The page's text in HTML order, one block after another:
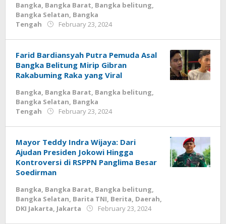
Bangka, Bangka Barat, Bangka belitung,
Bangka Selatan, Bangka
Tengah
February 23, 2024
Farid Bardiansyah Putra Pemuda Asal
Bangka Belitung Mirip Gibran
Rakabuming Raka yang Viral
Bangka, Bangka Barat, Bangka belitung,
Bangka Selatan, Bangka
Tengah
February 23, 2024
Mayor Teddy Indra Wijaya: Dari
Ajudan Presiden Jokowi Hingga
Kontroversi di RSPPN Panglima Besar
Soedirman
Bangka, Bangka Barat, Bangka belitung,
Bangka Selatan, Barita TNI, Berita, Daerah,
DKI Jakarta, Jakarta February 23, 2024